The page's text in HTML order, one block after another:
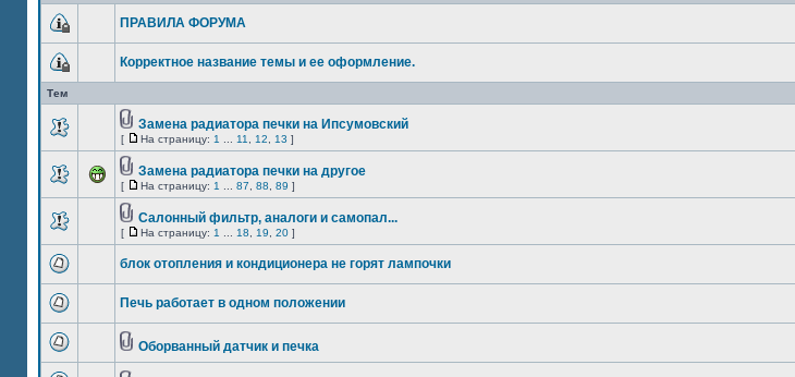
ПРАВИЛА ФОРУМА
Корректное название темы и ее оформление.
Тем
Замена радиатора печки на Ипсумовский
[ На страницу: 1 11 12 13 ]
Замена радиатора печки на другое
[ На страницу: 1 87 88 89 ]
Салонный фильтр, аналоги и самопал...
[ На страницу: 1 18 19 20 ]
блок отопления и кондиционера не горят лампочки
Печь работает в одном положении
Оборванный датчик и печка